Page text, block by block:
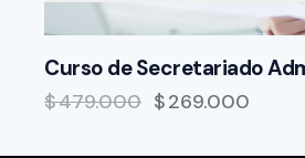
Curso de Secretariado
$479.000 $269.000